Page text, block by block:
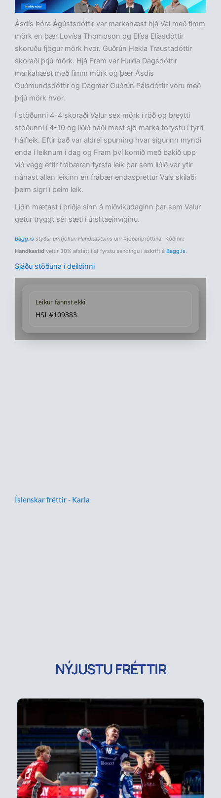
Ásdís Þóra Ágústsdóttir var markahæst hjá Val með fimm
mörk en þær Lovísa Thompson og Elísa Elíasdóttir
skoruðu fjögur mörk hvor. Guðrún Hekla Traustadóttir
skoraði þrjú mörk. Hjá Fram var Hulda Dagsdóttir
markahæst með fimm mörk og þær Ásdís
Guðmundsdóttir og Dagmar Guðrún Pálsdóttir voru með
þrjú mörk hvor.
Í stöðunni 4-4 skoraði Valur sex mörk í röð og breytti
stöðunni í 4-10 og liðið náði mest sjö marka forystu í fyrri
hálfleik. Eftir það var aldrei spurning hvar sigurinn myndi
enda í leiknum í dag og Fram því komið með bakið upp
við vegg eftir frábæran fyrsta leik þar sem liðið var yfir
nánast allan leikinn en frábær endasprettur Vals skilaði
þeim sigri í þeim leik.
Liðin mætast í þriðja sinn á miðvikudaginn þar sem Valur
getur tryggt sér sæti í úrslitaeinvíginu.
Bagg.is styður umfjöllun Handkastsins um Þjóðaríþróttina- Kóðinn:
Handkastid veitir 30% afslátt í af fyrstu sendingu í áskrift á Bagg.is.
Sjáðu stöðuna í deildinni
Leikur fannst ekki
HSI #109383
Íslenskar fréttir - Karla
NÝJUSTU FRÉTTIR